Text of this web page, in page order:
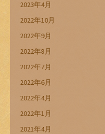
2023年4月
2022年10月
2022年9月
2022年8月
2022年7月
2022年6月
2022年4月
2022年1月
2021年4月